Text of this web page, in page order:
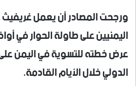
ورجحت المصادر أن يعمل
اليمنيين على طاولة الحوار في
عرض خطته للتسوية في اليمن
الدولي خلال الأيام القادمة.